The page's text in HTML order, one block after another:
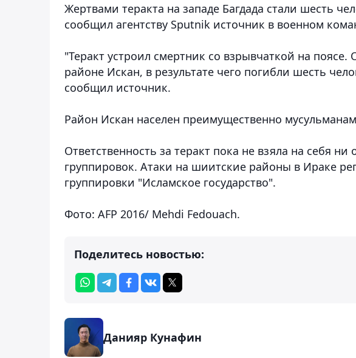
Жертвами теракта на западе Багдада стали шесть
сообщил агентству Sputnik источник в военном
"Теракт устроил смертник со взрывчаткой на поясе.
районе Искан, в результате чего погибли шесть
сообщил источник.
Район Искан населен преимущественно
Ответственность за теракт пока не взяла на себя
группировок. Атаки на шиитские районы в Ираке
группировки "Исламское государство".
Фото: AFP 2016/ Mehdi Fedouach.
Поделитесь новостью:
Данияр Кунафин